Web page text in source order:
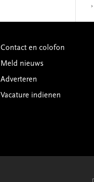
Contact en colofon
Meld nieuws
Adverteren
Vacature indienen